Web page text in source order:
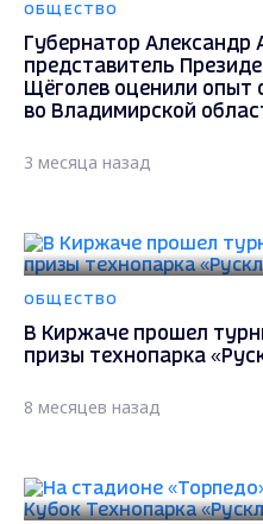
ОБЩЕСТВО
Губернатор Александр
представитель
Щёголев оценили опыт
во Владимирской
3 месяца назад
ОБЩЕСТВО
В Киржаче прошел
призы технопарка
8 месяцев назад